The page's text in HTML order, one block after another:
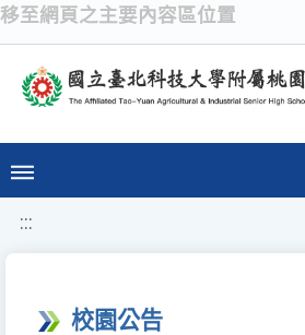
移至網頁之主要內容區位置
:::
校園公告